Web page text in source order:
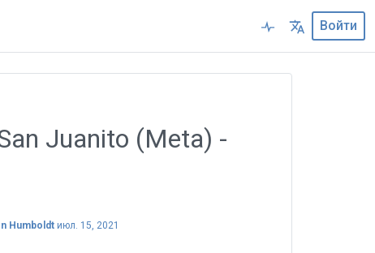
Войти
Juanito (Meta) -
Humboldt июл. 15, 2021